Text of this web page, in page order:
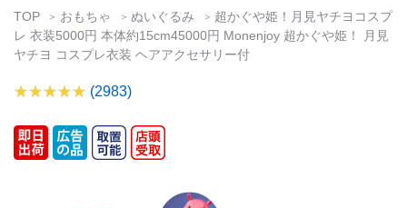
TOP おもちゃ ぬいぐるみ
超かぐや姫！月見ヤチヨコスプ
レ 衣装5000円 本体約15cm45000円 Monenjoy 超かぐや姫！ 月見
ヤチヨ コスプレ衣装 ヘアアクセサリー付
(2983)